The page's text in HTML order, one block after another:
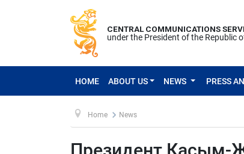
CENTRAL COMMUNICATIONS
under the President of the Republic
HOME ABOUT US NEWS PRESS
Home News